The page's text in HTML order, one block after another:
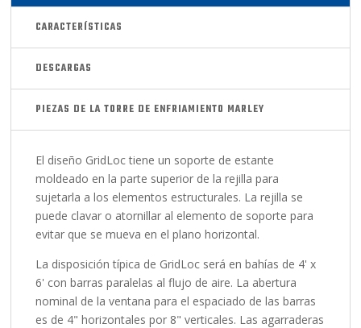
CARACTERÍSTICAS
DESCARGAS
PIEZAS DE LA TORRE DE ENFRIAMIENTO MARLEY
El diseño GridLoc tiene un soporte de estante
moldeado en la parte superior de la rejilla para
sujetarla a los elementos estructurales. La rejilla se
puede clavar o atornillar al elemento de soporte para
evitar que se mueva en el plano horizontal.
La disposición típica de GridLoc será en bahías de 4' x
6' con barras paralelas al flujo de aire. La abertura
nominal de la ventana para el espaciado de las barras
es de 4" horizontales por 8" verticales. Las agarraderas